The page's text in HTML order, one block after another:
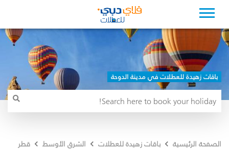
باقات زهيدة للعطلات في مدينة الدوحة
الصفحة الرئيسية باقات زهيدة للعطلات الشرق الأوسط
قطر